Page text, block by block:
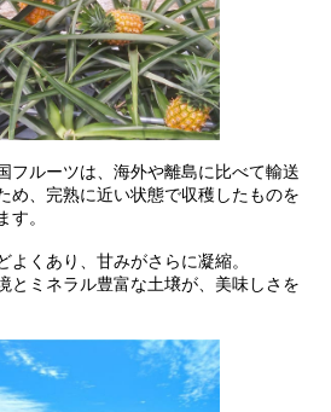
フルーツは、海外や離島に比べて輸送
め、完熟に近い状態で収穫したものを
。
よくあり、甘みがさらに凝縮。
とミネラル豊富な土壌が、美味しさを